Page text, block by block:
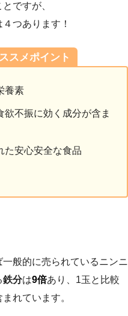
ですが、
つあります！
スメポイント
養素
不振に効く成分が含ま
た安心安全な食品
般的に売られているニンニ
鉄分は9倍あり、1玉と比較
れています。